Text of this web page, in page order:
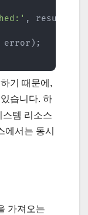
, results
error ) ;
기 때문에,
습니다. 하
스템 리소스
에서는 동시
가져오는